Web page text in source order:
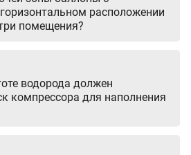
расположении
помещения?
водорода должен
компрессора для наполнения